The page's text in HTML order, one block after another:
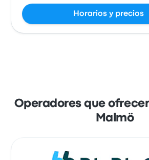
Horarios y precios
Operadores que
Malmö